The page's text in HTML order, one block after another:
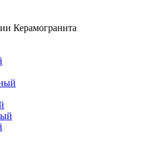
Керамогранита